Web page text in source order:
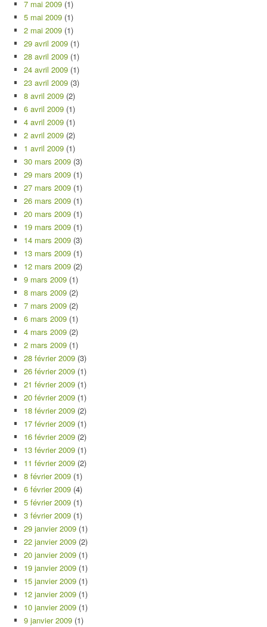
7 mai 2009 (1)
5 mai 2009 (1)
2 mai 2009 (1)
29 avril 2009 (1)
28 avril 2009 (1)
24 avril 2009 (1)
23 avril 2009 (3)
8 avril 2009 (2)
6 avril 2009 (1)
4 avril 2009 (1)
2 avril 2009 (2)
1 avril 2009 (1)
30 mars 2009 (3)
29 mars 2009 (1)
27 mars 2009 (1)
26 mars 2009 (1)
20 mars 2009 (1)
19 mars 2009 (1)
14 mars 2009 (3)
13 mars 2009 (1)
12 mars 2009 (2)
9 mars 2009 (1)
8 mars 2009 (2)
7 mars 2009 (2)
6 mars 2009 (1)
4 mars 2009 (2)
2 mars 2009 (1)
28 février 2009 (3)
26 février 2009 (1)
21 février 2009 (1)
20 février 2009 (1)
18 février 2009 (2)
17 février 2009 (1)
16 février 2009 (2)
13 février 2009 (1)
11 février 2009 (2)
8 février 2009 (1)
6 février 2009 (4)
5 février 2009 (1)
3 février 2009 (1)
29 janvier 2009 (1)
22 janvier 2009 (2)
20 janvier 2009 (1)
19 janvier 2009 (1)
15 janvier 2009 (1)
12 janvier 2009 (1)
10 janvier 2009 (1)
9 janvier 2009 (1)